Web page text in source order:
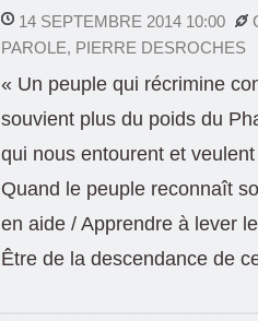
14 SEPTEMBRE 2014 10:00
PAROLE, PIERRE DESROCHES
« Un peuple qui récrimine
souvient plus du poids du
qui nous entourent et
Quand le peuple reconnaît
en aide / Apprendre à lever
Être de la descendance de